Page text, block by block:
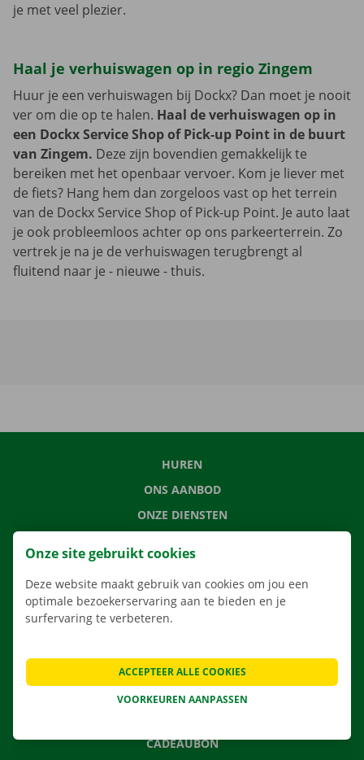
je met veel plezier.
Haal je verhuiswagen op in regio Zingem
Huur je een verhuiswagen bij Dockx? Dan moet je nooit
ver om die op te halen. Haal de verhuiswagen op in
een Dockx Service Shop of Pick-up Point in de buurt
van Zingem. Deze zijn bovendien gemakkelijk te
bereiken met het openbaar vervoer. Kom je liever met
de fiets? Hang hem dan zorgeloos vast op het terrein
van de Dockx Service Shop of Pick-up Point. Je auto laat
je ook probleemloos achter op ons parkeerterrein. Zo
vertrek je na je de verhuiswagen terugbrengt al
fluitend naar je - nieuwe - thuis.
HUREN
ONS AANBOD
ONZE DIENSTEN
VERHUISOPLOSSINGEN
CONTACTEER ONS
VEELGESTELDE VRAGEN
CADEAUBON
Onze site gebruikt cookies
Deze website maakt gebruik van cookies om jou een
optimale bezoekerservaring aan te bieden en je
surfervaring te verbeteren.
VOORKEUREN AANPASSEN
ACCEPTEER ALLE COOKIES